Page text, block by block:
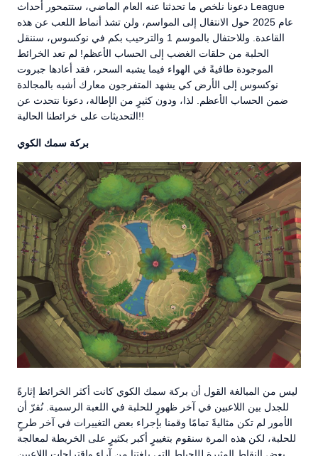
دعونا نلخص ما تحدثنا عنه العام الماضي، ستتمحور أحداث League
عام 2025 حول الانتقال إلى المواسم، ولن تشذ أنماط اللعب عن هذه
القاعدة. وللاحتفال بالموسم 1 والترحيب بكم في نوكسوس، سننقل
الحلبة من حلقات الغضب إلى الحساب الأعظم! لم تعد الخرائط
الموجودة طافيةً في الهواء فيما يشبه السحر، فقد أعادها جبروت
نوكسوس إلى الأرض كي يشهد المتفرجون معارك أشبه بالمجالدة
ضمن الحساب الأعظم. لذا، ودون كثيرٍ من الإطالة، دعونا نتحدث عن
التحديثات على خرائطنا الحالية!!
بركة سمك الكوي
ليس من المبالغة القول أن بركة سمك الكوي كانت أكثر الخرائط إثارةً
للجدل بين اللاعبين في آخر ظهورٍ للحلبة في اللعبة الرسمية. نُقرّ أن
الأمور لم تكن مثاليةً تمامًا وقمنا بإجراء بعض التغييرات في آخر طرحٍ
للحلبة، لكن هذه المرة سنقوم بتغييرٍ أكبر بكثيرٍ على الخريطة لمعالجة